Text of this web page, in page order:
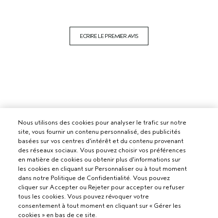
ECRIRE LE PREMIER AVIS
Nous utilisons des cookies pour analyser le trafic sur notre
site, vous fournir un contenu personnalisé, des publicités
basées sur vos centres d'intérêt et du contenu provenant
des réseaux sociaux. Vous pouvez choisir vos préférences
en matière de cookies ou obtenir plus d'informations sur
les cookies en cliquant sur Personnaliser ou à tout moment
dans notre Politique de Confidentialité. Vous pouvez
cliquer sur Accepter ou Rejeter pour accepter ou refuser
tous les cookies. Vous pouvez révoquer votre
consentement à tout moment en cliquant sur « Gérer les
cookies » en bas de ce site.